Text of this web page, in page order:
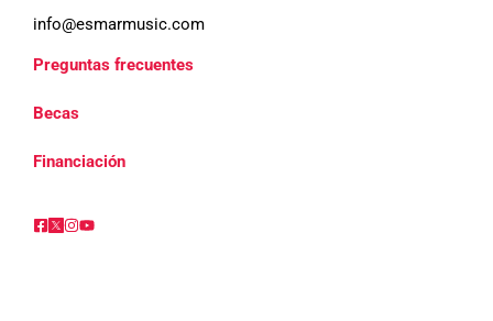
info@esmarmusic.com
Preguntas frecuentes
Becas
Financiación